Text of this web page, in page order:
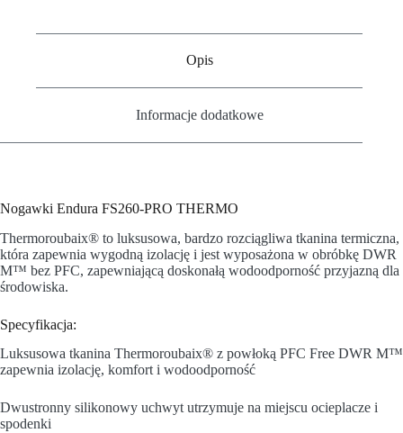
Opis
Informacje dodatkowe
Nogawki Endura FS260-PRO THERMO
Thermoroubaix® to luksusowa, bardzo rozciągliwa tkanina termiczna,
która zapewnia wygodną izolację i jest wyposażona w obróbkę DWR
M™ bez PFC, zapewniającą doskonałą wodoodporność przyjazną dla
środowiska.
Specyfikacja:
Luksusowa tkanina Thermoroubaix® z powłoką PFC Free DWR M™
zapewnia izolację, komfort i wodoodporność
Dwustronny silikonowy uchwyt utrzymuje na miejscu ocieplacze i
spodenki